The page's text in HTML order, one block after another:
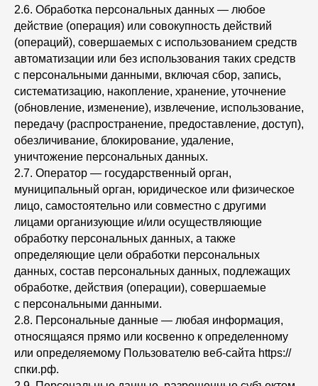
2.6. Обработка персональных данных — любое
действие (операция) или совокупность действий
(операций), совершаемых с использованием средств
автоматизации или без использования таких средств
с персональными данными, включая сбор, запись,
систематизацию, накопление, хранение, уточнение
(обновление, изменение), извлечение, использование,
передачу (распространение, предоставление, доступ),
обезличивание, блокирование, удаление,
уничтожение персональных данных.
2.7. Оператор — государственный орган,
муниципальный орган, юридическое или физическое
лицо, самостоятельно или совместно с другими
лицами организующие и/или осуществляющие
обработку персональных данных, а также
определяющие цели обработки персональных
данных, состав персональных данных, подлежащих
обработке, действия (операции), совершаемые
с персональными данными.
2.8. Персональные данные — любая информация,
относящаяся прямо или косвенно к определенному
или определяемому Пользователю веб-сайта https://
спки.рф.